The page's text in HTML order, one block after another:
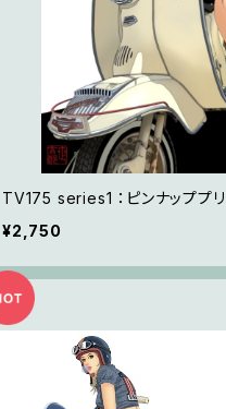
TV175 series1 ：ピンナッププリ
¥2,750